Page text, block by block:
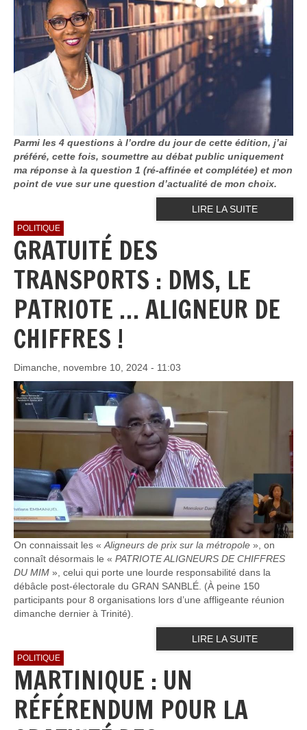
Parmi les 4 questions à l’ordre du jour de cette édition, j’ai
préféré, cette fois, soumettre au débat public uniquement
ma réponse à la question 1 (ré-affinée et complétée) et mon
point de vue sur une question d’actualité de mon choix.
LIRE LA SUITE
POLITIQUE
GRATUITÉ DES
TRANSPORTS : DMS, LE
PATRIOTE … ALIGNEUR DE
CHIFFRES !
Dimanche, novembre 10, 2024 - 11:03
On connaissait les «Aligneurs de prix sur la métropole », on
connaît désormais le « PATRIOTE ALIGNEURS DE CHIFFRES
DU MIM », celui qui porte une lourde responsabilité dans la
débâcle post-électorale du GRAN SANBLÉ. (À peine 150
participants pour 8 organisations lors d’une affligeante réunion
dimanche dernier à Trinité).
LIRE LA SUITE
POLITIQUE
MARTINIQUE : UN
RÉFÉRENDUM POUR LA